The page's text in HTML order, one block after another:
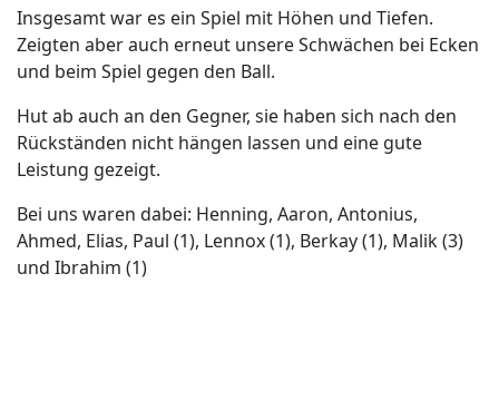
Insgesamt war es ein Spiel mit Höhen und Tiefen.
Zeigten aber auch erneut unsere Schwächen bei Ecken
und beim Spiel gegen den Ball.
Hut ab auch an den Gegner, sie haben sich nach den
Rückständen nicht hängen lassen und eine gute
Leistung gezeigt.
Bei uns waren dabei: Henning, Aaron, Antonius,
Ahmed, Elias, Paul (1), Lennox (1), Berkay (1), Malik (3)
und Ibrahim (1)